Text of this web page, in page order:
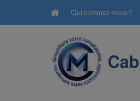
Qui sommes-nous ?